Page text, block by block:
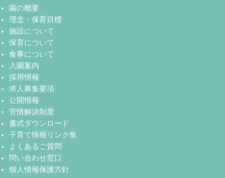
園の概要
理念・保育目標
施設について
保育について
食事について
入園案内
採用情報
求人募集要項
公開情報
苦情解決制度
書式ダウンロード
子育て情報リンク集
よくあるご質問
問い合わせ窓口
個人情報保護方針